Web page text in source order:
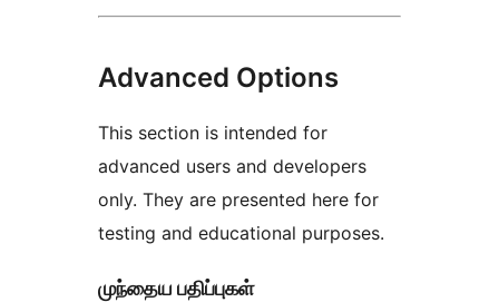
Advanced Options
This section is intended for
advanced users and developers
only. They are presented here for
testing and educational purposes.
முந்தைய பதிப்புகள்